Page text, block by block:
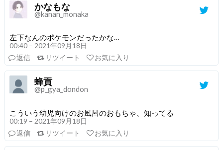
かなもな
@kanan_monaka
左下なんのポケモンだったかな…
00:40 – 2021年09月18日
返信
リツイート お気に入り
蜂貢
@p_gya_dondon
こういう幼児向けのお風呂のおもちゃ、知ってる
00:19 – 2021年09月18日
返信
リツイート お気に入り